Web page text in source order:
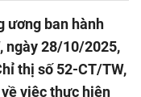
ương ban hành
ngày 28/10/2025,
thị số 52-CT/TW,
việc thực hiện